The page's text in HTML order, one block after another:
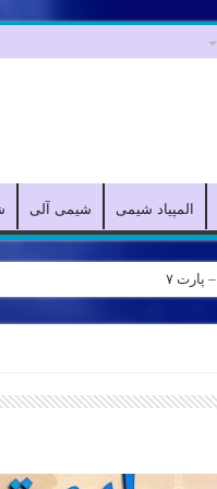
المپیاد شیمی شیمی آلی